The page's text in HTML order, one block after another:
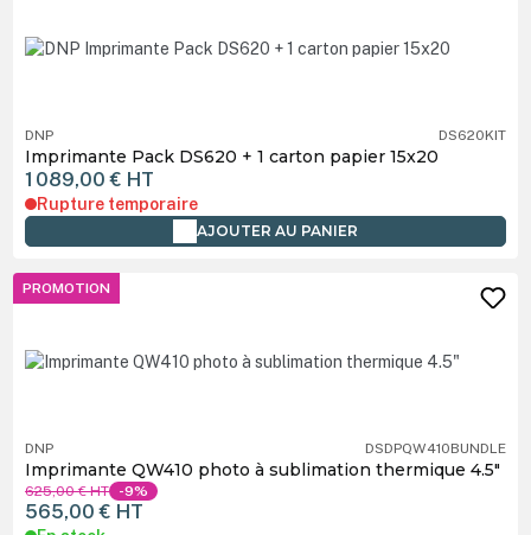
DNP DS620KIT
Imprimante Pack DS620 + 1 carton papier 15x20
1 089,00 € HT
Rupture temporaire
AJOUTER AU PANIER
PROMOTION
DNP DSDPQW410BUNDLE
Imprimante QW410 photo à sublimation thermique 4.5"
625,00 €HT -9%
565,00 € HT